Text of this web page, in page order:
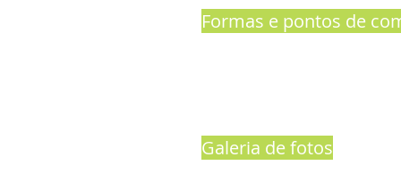
Formas e pontos de
Galeria de fotos